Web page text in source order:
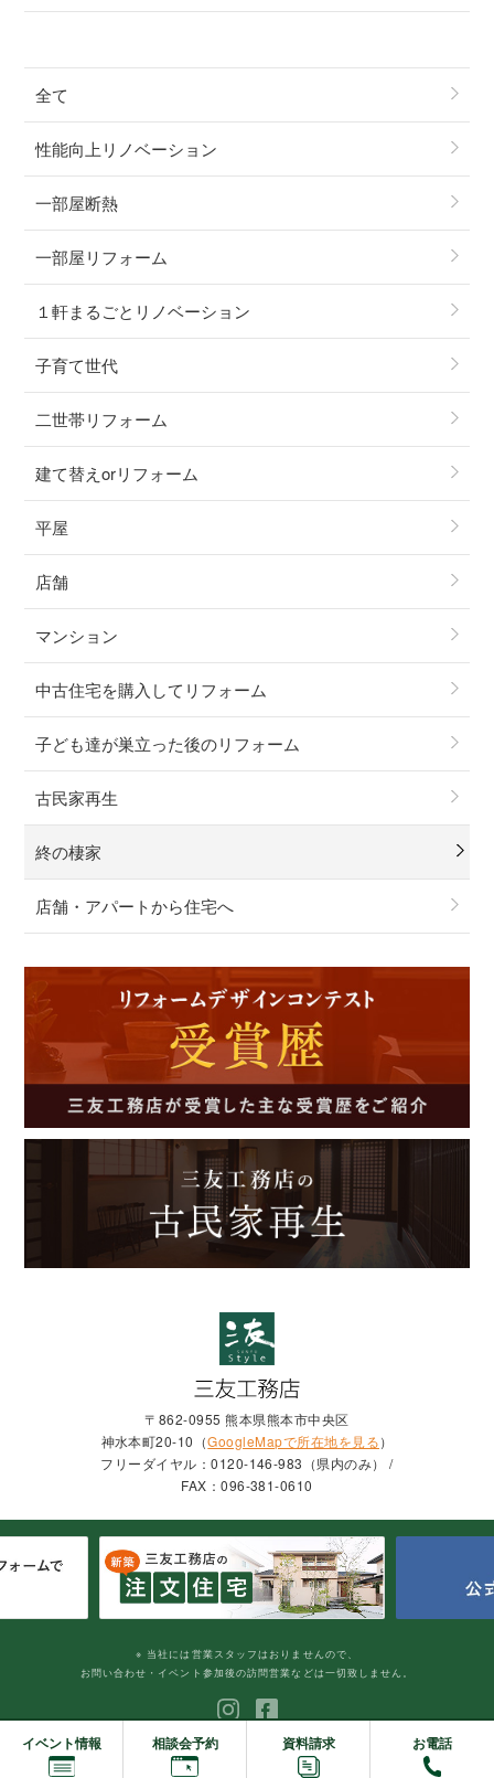
全て
性能向上リノベーション
一部屋断熱
一部屋リフォーム
１軒まるごとリノベーション
子育て世代
二世帯リフォーム
建て替えorリフォーム
平屋
店舗
マンション
中古住宅を購入してリフォーム
子ども達が巣立った後のリフォーム
古民家再生
終の棲家
店舗・アパートから住宅へ
〒862-0955 熊本県熊本市中央区
神水本町20-10（GoogleMapで所在地を見る）
フリーダイヤル：0120-146-983（県内のみ） /
FAX：096-381-0610
イベント情報 相談会予約 資料請求 お電話
※ 当社には営業スタッフはおりませんので、
お問い合わせ・イベント参加後の訪問営業などは一切致しません。
© SANYU KOUMUTEN INC.